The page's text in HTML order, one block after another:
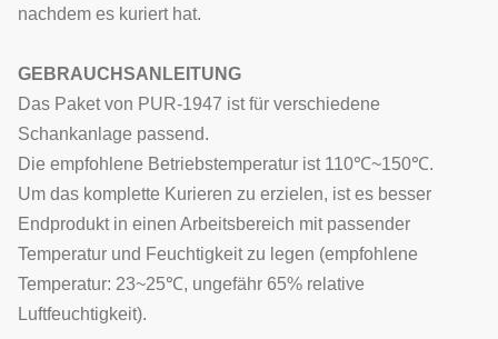
nachdem es kuriert hat.
GEBRAUCHSANLEITUNG
Das Paket von PUR-1947 ist für verschiedene
Schankanlage passend.
Die empfohlene Betriebstemperatur ist 110℃~150℃.
Um das komplette Kurieren zu erzielen, ist es besser
Endprodukt in einen Arbeitsbereich mit passender
Temperatur und Feuchtigkeit zu legen (empfohlene
Temperatur: 23~25℃, ungefähr 65% relative
Luftfeuchtigkeit).